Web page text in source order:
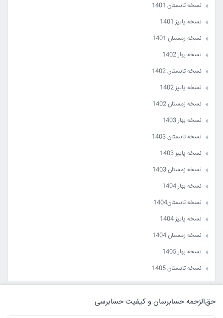
نسخه زمستان 1400 - جلد دوم
نسخه بهار 1401 - جلد اول
نسخه بهار 1401 - جلد دوم
نسخه تابستان 1401
نسخه تابستان 1401 - جلد اول
نسخه تابستان 1401 - جلد دوم
نسخه پاییز 1401
نسخه پاییز 1401 - جلد اول
نسخه پاییز 1401 - جلد دوم
نسخه زمستان 1401
نسخه زمستان1401 - جلد اول
نسخه زمستان1401 - جلد دوم
نسخه بهار 1402
نسخه بهار 1402 - جلد اول
نسخه بهار 1402 - جلد دوم
نسخه تابستان 1402
نسخه تابستان 1402 - جلد اول
نسخه تابستان 1402 - جلد دوم
نسخه پاییز 1402
نسخه پاییز 1402 - جلد اول
نسخه پاییز 1402 - جلد دوم
نسخه زمستان 1402
نسخه زمستان 1402 - جلد اول
نسخه زمستان 1402 - جلد دوم
نسخه بهار 1403
نسخه تابستان 1403
نسخه پاییز 1403
نسخه زمستان 1403
نسخه بهار 1404
نسخه تابستان1404
نسخه پاییز 1404
نسخه زمستان 1404
نسخه بهار 1405
نسخه تابستان 1405
حق‌الزحمه حسابرسان و کیفیت حسابرسی